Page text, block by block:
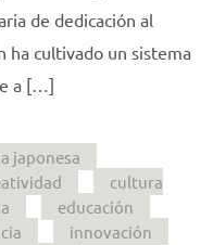
de dedicación al
ha cultivado un sistema
a […]
japonesa
cultura
educación
innovación